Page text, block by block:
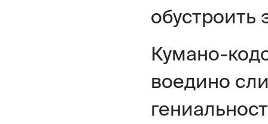
обустроить
Кумано-
воедино